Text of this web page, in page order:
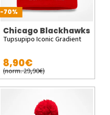
-70%
Chicago Blackhawks
Tupsupipo Iconic Gradient
8,90€
(norm. 29,90€)